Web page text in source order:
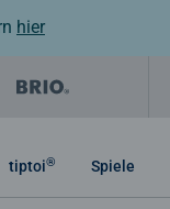
hier
tiptoi® Spiele